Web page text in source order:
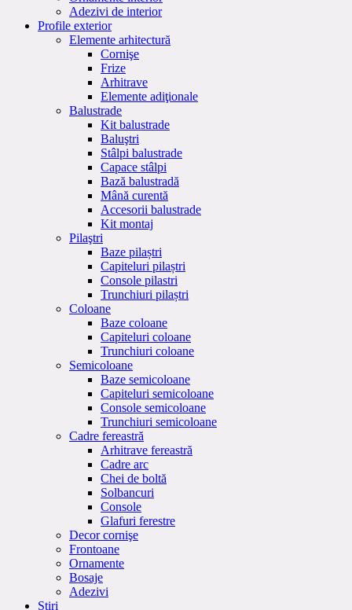
Adezivi de interior
Profile exterior
Elemente arhitectură
Cornişe
Frize
Arhitrave
Elemente adiţionale
Balustrade
Kit balustrade
Baluştri
Stâlpi balustrade
Capace stâlpi
Bază balustradă
Mână curentă
Accesorii balustrade
Kit montaj
Pilaştri
Baze pilaștri
Capiteluri pilaștri
Console pilastri
Trunchiuri pilaștri
Coloane
Baze coloane
Capiteluri coloane
Trunchiuri coloane
Semicoloane
Baze semicoloane
Capiteluri semicoloane
Console semicoloane
Trunchiuri semicoloane
Cadre fereastră
Arhitrave fereastră
Cadre arc
Chei de boltă
Solbancuri
Console
Glafuri ferestre
Decor cornişe
Frontoane
Ornamente
Bosaje
Adezivi
Stiri